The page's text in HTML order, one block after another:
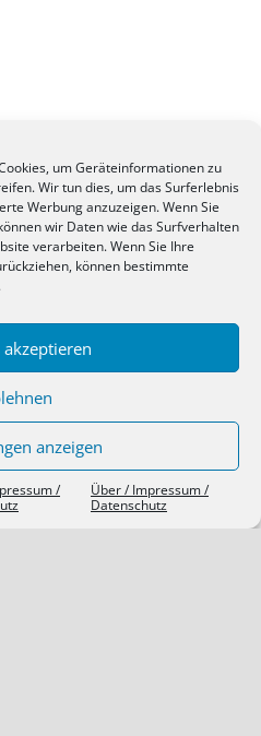
um Geräteinformationen zu
Wir tun dies, um das Surferlebnis
Werbung anzuzeigen. Wenn Sie
wir Daten wie das Surfverhalten
verarbeiten. Wenn Sie Ihre
können bestimmte
akzeptieren
anzeigen
/
Über / Impressum /
Datenschutz